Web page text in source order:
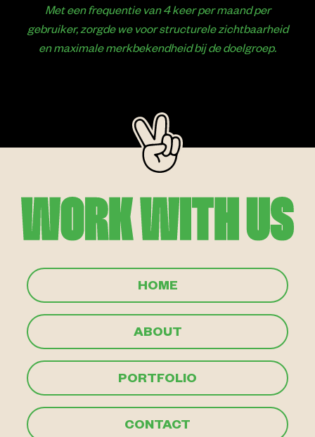
Met een frequentie van 4 keer per maand per
gebruiker, zorgde we voor structurele zichtbaarheid
en maximale merkbekendheid bij de doelgroep.
HOME
ABOUT
PORTFOLIO
CONTACT